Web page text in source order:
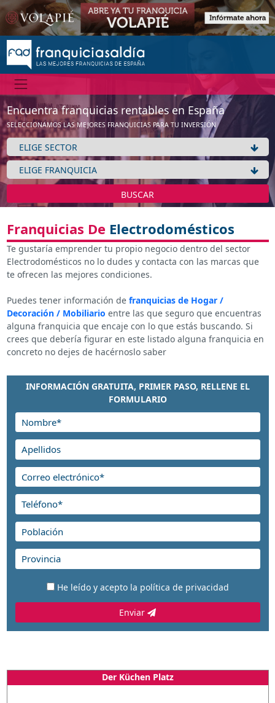
Encuentra franquicias rentables en España
SELECCIONAMOS LAS MEJORES FRANQUICIAS PARA TU INVERSIÓN
BUSCAR
Franquicias De Electrodomésticos
Te gustaría emprender tu propio negocio dentro del sector
Electrodomésticos no lo dudes y contacta con las marcas que
te ofrecen las mejores condiciones.
Puedes tener información de franquicias de Hogar /
Decoración / Mobiliario entre las que seguro que encuentras
alguna franquicia que encaje con lo que estás buscando. Si
crees que debería figurar en este listado alguna franquicia en
concreto no dejes de hacérnoslo saber
INFORMACIÓN GRATUITA, PRIMER PASO, RELLENE EL
FORMULARIO
He leído y acepto la política de privacidad
Enviar
Der Küchen Platz